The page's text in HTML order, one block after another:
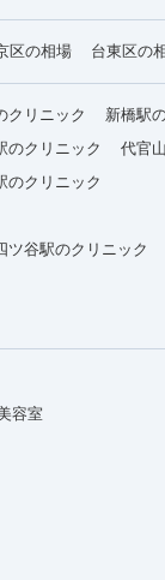
区の相場 台東区の
クリニック
新橋駅
のクリニック
代官
のクリニック
ツ谷駅のクリニック
容室